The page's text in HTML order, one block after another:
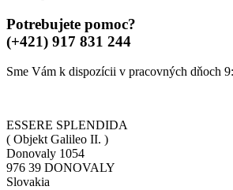
Potrebujete pomoc?
(+421) 917 831 244
Sme Vám k dispozícii v pracovných dňoch
ESSERE SPLENDIDA
( Objekt Galileo II. )
Donovaly 1054
976 39 DONOVALY
Slovakia